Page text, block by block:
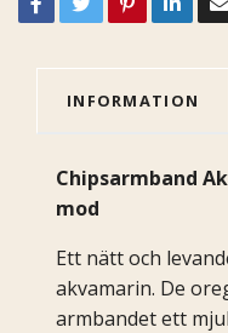
INFORMATION
Chipsarmband
mod
Ett nätt och
akvamarin. De
armbandet ett